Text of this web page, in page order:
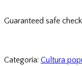
Guaranteed safe
Categoría: Cultura